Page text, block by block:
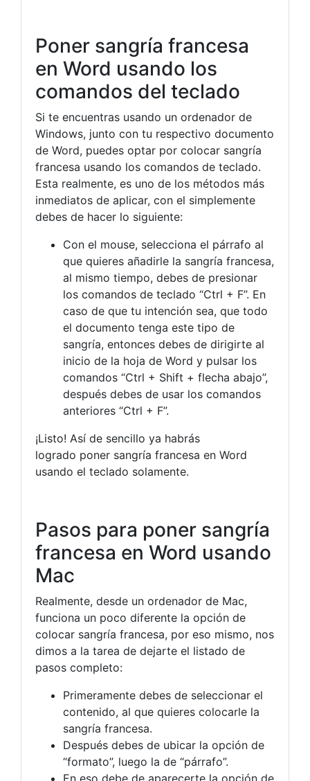
Poner sangría francesa
en Word usando los
comandos del teclado
Si te encuentras usando un ordenador de
Windows, junto con tu respectivo documento
de Word, puedes optar por colocar sangría
francesa usando los comandos de teclado.
Esta realmente, es uno de los métodos más
inmediatos de aplicar, con el simplemente
debes de hacer lo siguiente:
Con el mouse, selecciona el párrafo al
que quieres añadirle la sangría francesa,
al mismo tiempo, debes de presionar
los comandos de teclado “Ctrl + F”. En
caso de que tu intención sea, que todo
el documento tenga este tipo de
sangría, entonces debes de dirigirte al
inicio de la hoja de Word y pulsar los
comandos “Ctrl + Shift + flecha abajo”,
después debes de usar los comandos
anteriores “Ctrl + F”.
¡Listo! Así de sencillo ya habrás
logrado poner sangría francesa en Word
usando el teclado solamente.
Pasos para poner sangría
francesa en Word usando
Mac
Realmente, desde un ordenador de Mac,
funciona un poco diferente la opción de
colocar sangría francesa, por eso mismo, nos
dimos a la tarea de dejarte el listado de
pasos completo:
Primeramente debes de seleccionar el
contenido, al que quieres colocarle la
sangría francesa.
Después debes de ubicar la opción de
“formato”, luego la de “párrafo”.
En eso debe de aparecerte la opción de